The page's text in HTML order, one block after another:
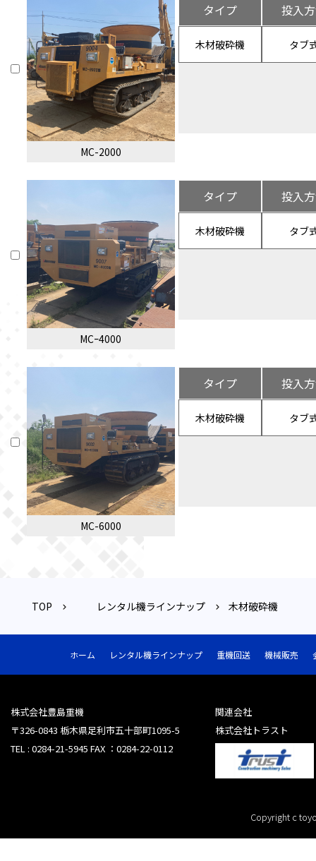
MC-2000
タイプ
木材破砕機
投入
タブ
MCｰ4000
タイプ
木材破砕機
投入
タブ
MC-6000
タイプ
木材破砕機
投入
タブ
TOP レンタル機ラインナップ 木材破砕機
ホーム レンタル機ラインナップ 重機回送 機械販売
株式会社豊島重機
〒326-0843 栃木県足利市五十部町1095-5
TEL : 0284-21-5945 FAX ：0284-22-0112
関連会社
株式会社トラスト
Copyright c